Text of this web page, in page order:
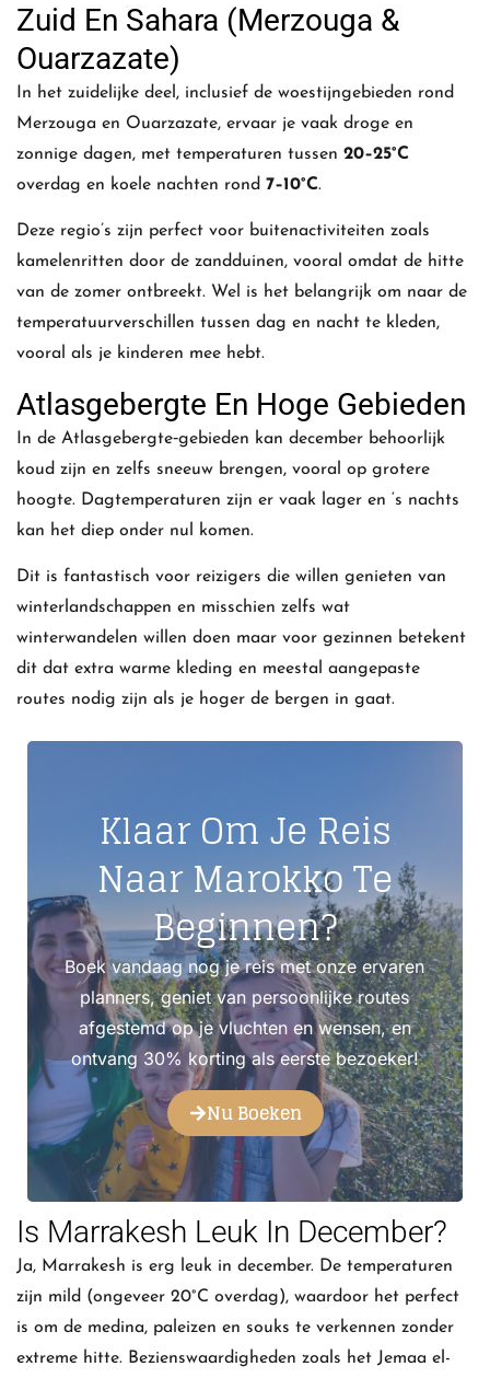
Zuid En Sahara (Merzouga &
Ouarzazate)
In het zuidelijke deel, inclusief de woestijngebieden rond
Merzouga en Ouarzazate, ervaar je vaak droge en
zonnige dagen, met temperaturen tussen 20–25°C
overdag en koele nachten rond 7–10°C.
Deze regio’s zijn perfect voor buitenactiviteiten zoals
kamelenritten door de zandduinen, vooral omdat de hitte
van de zomer ontbreekt. Wel is het belangrijk om naar de
temperatuurverschillen tussen dag en nacht te kleden,
vooral als je kinderen mee hebt.
Atlasgebergte En Hoge Gebieden
In de Atlasgebergte‑gebieden kan december behoorlijk
koud zijn en zelfs sneeuw brengen, vooral op grotere
hoogte. Dagtemperaturen zijn er vaak lager en ‘s nachts
kan het diep onder nul komen.
Dit is fantastisch voor reizigers die willen genieten van
winterlandschappen en misschien zelfs wat
winterwandelen willen doen maar voor gezinnen betekent
dit dat extra warme kleding en meestal aangepaste
routes nodig zijn als je hoger de bergen in gaat.
Klaar Om Je Reis
Naar Marokko Te
Beginnen?
Boek vandaag nog je reis met onze ervaren
planners, geniet van persoonlijke routes
afgestemd op je vluchten en wensen, en
ontvang 30% korting als eerste bezoeker!
Nu Boeken
Is Marrakesh Leuk In December?
Ja, Marrakesh is erg leuk in december. De temperaturen
zijn mild (ongeveer 20°C overdag), waardoor het perfect
is om de medina, paleizen en souks te verkennen zonder
extreme hitte. Bezienswaardigheden zoals het Jemaa el-